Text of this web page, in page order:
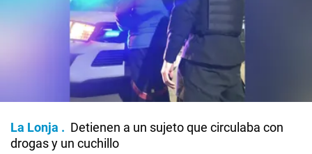
La Lonja
Detienen a un sujeto que circulaba con
drogas y un cuchillo